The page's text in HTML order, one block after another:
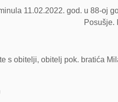
11.02.2022. god. u 88-oj
Posušje.
s obitelji, obitelj pok. bratića